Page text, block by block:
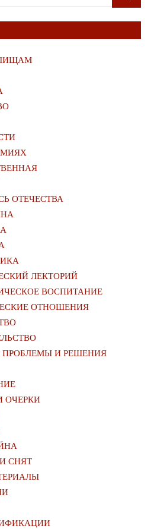
ОТЕЧЕСТВА
ЛЕКТОРИЙ
ВОСПИТАНИЕ
ОТНОШЕНИЯ
И РЕШЕНИЯ
ОЧЕРКИ
СНЯТ